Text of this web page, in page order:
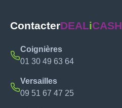
ContacterDEALiCASH
Coignières
01 30 49 63 64
Versailles
09 51 67 47 25